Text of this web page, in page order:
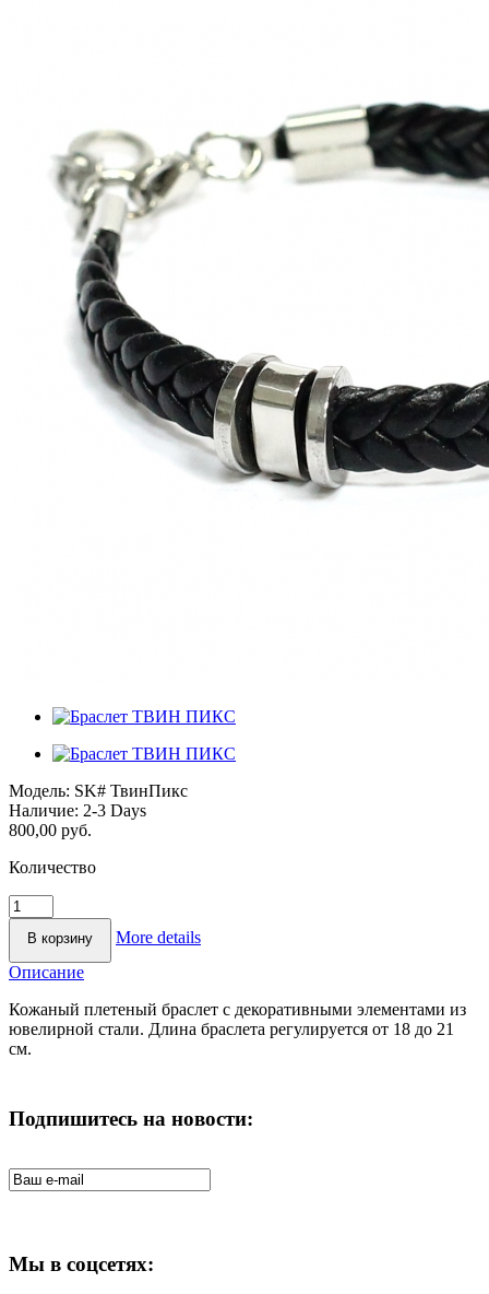
Модель: SK# ТвинПикс
Наличие: 2-3 Days
800,00 руб.
Количество
More details
Описание
Кожаный плетеный браслет с декоративными элементами из
ювелирной стали. Длина браслета регулируется от 18 до 21
см.
Подпишитесь на новости:
Мы в соцсетях: